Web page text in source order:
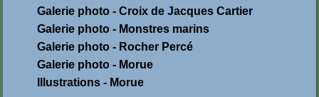
Galerie photo - Croix de Jacques Cartier
Galerie photo - Monstres marins
Galerie photo - Rocher Percé
Galerie photo - Morue
Illustrations - Morue